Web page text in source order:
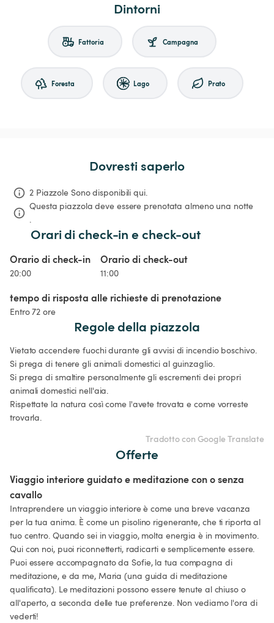
Dintorni
Fattoria Campagna
Foresta Lago Prato
Dovresti saperlo
2 Piazzole Sono disponibili qui.
Questa piazzola deve essere prenotata almeno una notte
.
Orari di check-in e check-out
Orario di check-in
20:00
Orario di check-out
11:00
tempo di risposta alle richieste di prenotazione
Entro 72 ore
Regole della piazzola
Vietato accendere fuochi durante gli avvisi di incendio boschivo.
Si prega di tenere gli animali domestici al guinzaglio.
Si prega di smaltire personalmente gli escrementi dei propri
animali domestici nell'aia.
Rispettate la natura così come l'avete trovata e come vorreste
trovarla.
Tradotto con Google Translate
Offerte
Viaggio interiore guidato e meditazione con o senza
cavallo
Intraprendere un viaggio interiore è come una breve vacanza
per la tua anima. È come un pisolino rigenerante, che ti riporta al
tuo centro. Quando sei in viaggio, molta energia è in movimento.
Qui con noi, puoi riconnetterti, radicarti e semplicemente essere.
Puoi essere accompagnato da Sofie, la tua compagna di
meditazione, e da me, Maria (una guida di meditazione
qualificata). Le meditazioni possono essere tenute al chiuso o
all'aperto, a seconda delle tue preferenze. Non vediamo l'ora di
vederti!